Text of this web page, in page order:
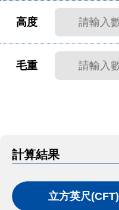
高度
毛重
計算結果
立方英尺(CFT)